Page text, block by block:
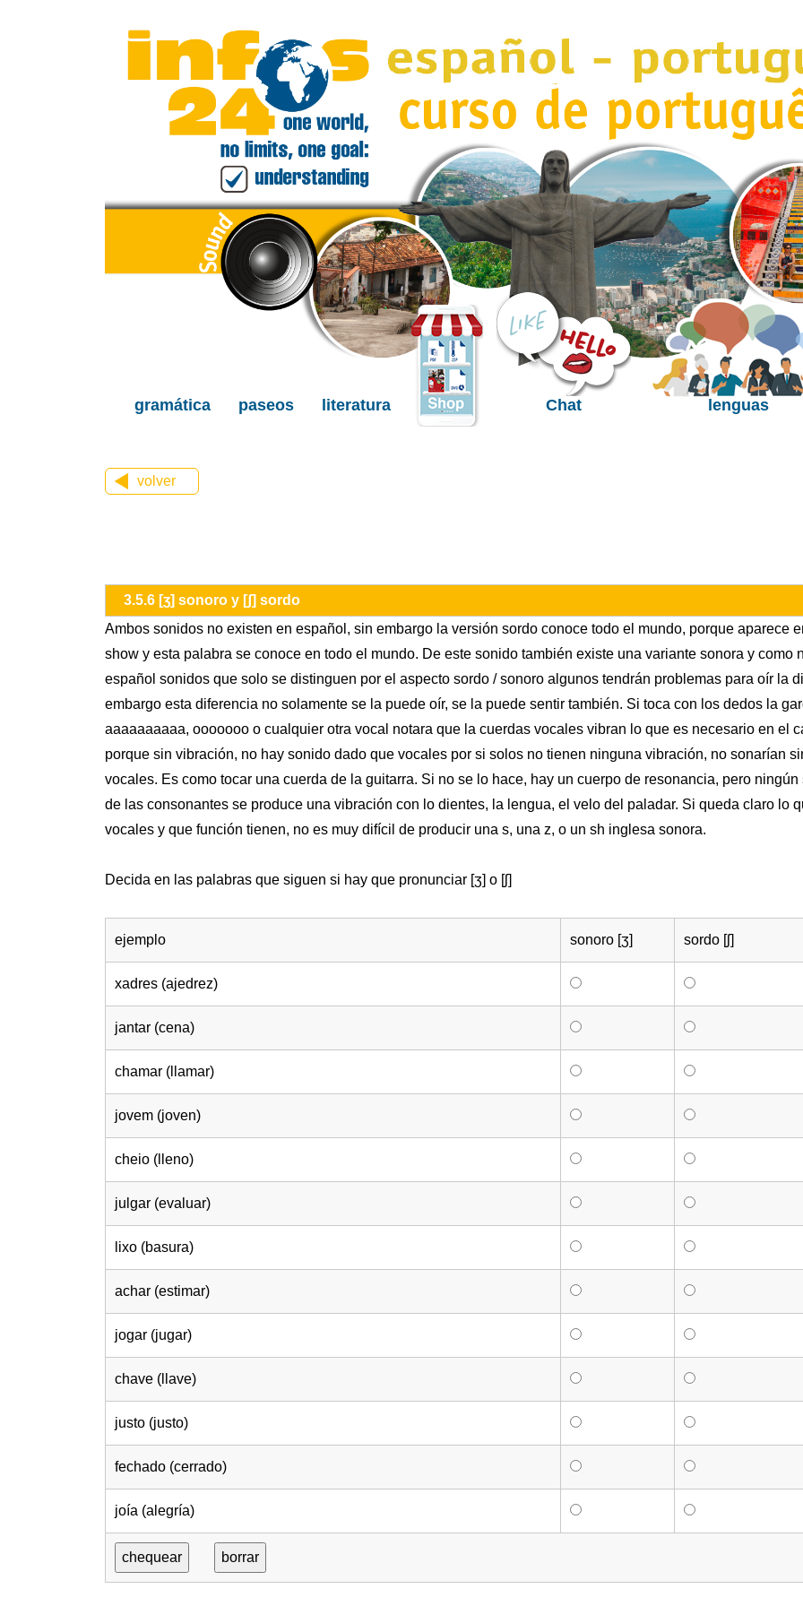
gramática paseos literatura Chat lenguas
volver
3.5.6 [ʒ] sonoro y [ʃ] sordo
Ambos sonidos no existen en español, sin embargo la versión sordo conoce todo el mundo, porque aparece
show y esta palabra se conoce en todo el mundo. De este sonido también existe una variante sonora y como
español sonidos que solo se distinguen por el aspecto sordo / sonoro algunos tendrán problemas para oír la
embargo esta diferencia no solamente se la puede oír, se la puede sentir también. Si toca con los dedos la
aaaaaaaaaa, ooooooo o cualquier otra vocal notara que la cuerdas vocales vibran lo que es necesario en el
porque sin vibración, no hay sonido dado que vocales por si solos no tienen ninguna vibración, no sonarían
vocales. Es como tocar una cuerda de la guitarra. Si no se lo hace, hay un cuerpo de resonancia, pero
de las consonantes se produce una vibración con lo dientes, la lengua, el velo del paladar. Si queda claro lo
vocales y que función tienen, no es muy difícil de producir una s, una z, o un sh inglesa sonora.
Decida en las palabras que siguen si hay que pronunciar [ʒ] o [ʃ]
ejemplo sonoro [ʒ] sordo [ʃ]
xadres (ajedrez)
jantar (cena)
chamar (llamar)
jovem (joven)
cheio (lleno)
julgar (evaluar)
lixo (basura)
achar (estimar)
jogar (jugar)
chave (llave)
justo (justo)
fechado (cerrado)
joía (alegría)